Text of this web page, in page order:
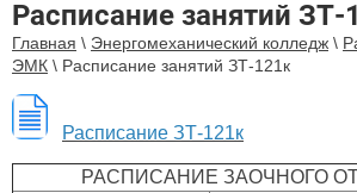
Расписание занятий ЗТ-
Главная \ Энергомеханический колледж \
ЭМК \ Расписание занятий ЗТ-121к
Расписание ЗТ-121к
РАСПИСАНИЕ ЗАОЧНОГО